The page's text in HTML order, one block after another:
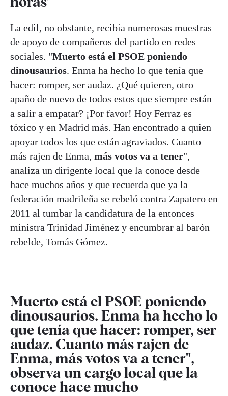
La edil, no obstante, recibía numerosas muestras
de apoyo de compañeros del partido en redes
sociales. "Muerto está el PSOE poniendo
dinousaurios. Enma ha hecho lo que tenía que
hacer: romper, ser audaz. ¿Qué quieren, otro
apaño de nuevo de todos estos que siempre están
a salir a empatar? ¡Por favor! Hoy Ferraz es
tóxico y en Madrid más. Han encontrado a quien
apoyar todos los que están agraviados. Cuanto
más rajen de Enma, más votos va a tener",
analiza un dirigente local que la conoce desde
hace muchos años y que recuerda que ya la
federación madrileña se rebeló contra Zapatero en
2011 al tumbar la candidatura de la entonces
ministra Trinidad Jiménez y encumbrar al barón
rebelde, Tomás Gómez.
Muerto está el PSOE poniendo
dinousaurios. Enma ha hecho lo
que tenía que hacer: romper, ser
audaz. Cuanto más rajen de
Enma, más votos va a tener",
observa un cargo local que la
conoce hace mucho